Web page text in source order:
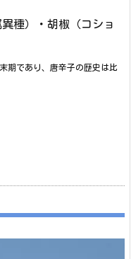
種）・胡椒（コショ
期であり、唐辛子の歴史は比